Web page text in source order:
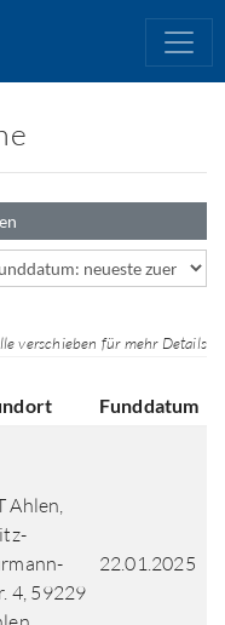
verschieben für mehr Details
Funddatum
Ahlen,
4, 59229
22.01.2025